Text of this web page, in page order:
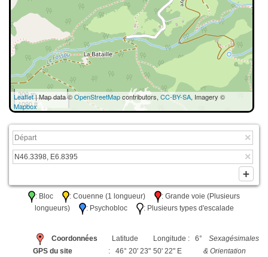
300 m
1000 ft
Leaflet| Map data ©OpenStreetMapcontributors, CC-BY-SA, Imagery ©
Mapbox
: Bloc : Couenne (1 longueur)
: Grande voie (Plusieurs
longueurs)
: Psychobloc : Plusieurs types d'escalade
Coordonnées
GPS du site
Latitude
: 46° 20' 23"
Longitude : 6°
50' 22" E
Sexagésimales
& Orientation